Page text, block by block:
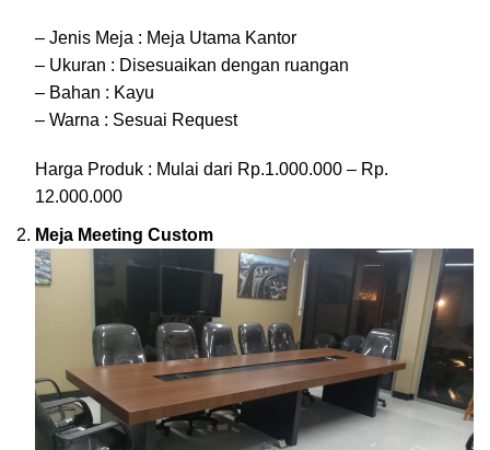
– Jenis Meja : Meja Utama Kantor
– Ukuran : Disesuaikan dengan ruangan
– Bahan : Kayu
– Warna : Sesuai Request
Harga Produk : Mulai dari Rp.1.000.000 – Rp.
12.000.000
Meja Meeting Custom